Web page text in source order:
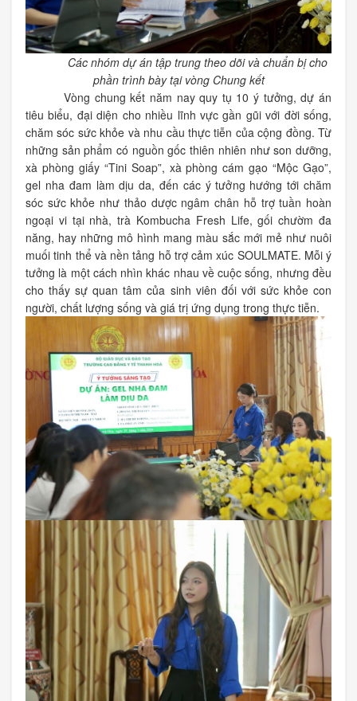
Các nhóm dự án tập trung theo dõi và chuẩn bị cho
phần trình bày tại vòng Chung kết
Vòng chung kết năm nay quy tụ 10 ý tưởng, dự án
tiêu biểu, đại diện cho nhiều lĩnh vực gần gũi với đời sống,
chăm sóc sức khỏe và nhu cầu thực tiễn của cộng đồng. Từ
những sản phẩm có nguồn gốc thiên nhiên như son dưỡng,
xà phòng giấy “Tini Soap”, xà phòng cám gạo “Mộc Gạo”,
gel nha đam làm dịu da, đến các ý tưởng hướng tới chăm
sóc sức khỏe như thảo dược ngâm chân hỗ trợ tuần hoàn
ngoại vi tại nhà, trà Kombucha Fresh Life, gối chườm đa
năng, hay những mô hình mang màu sắc mới mẻ như nuôi
muối tinh thể và nền tảng hỗ trợ cảm xúc SOULMATE. Mỗi ý
tưởng là một cách nhìn khác nhau về cuộc sống, nhưng đều
cho thấy sự quan tâm của sinh viên đối với sức khỏe con
người, chất lượng sống và giá trị ứng dụng trong thực tiễn.